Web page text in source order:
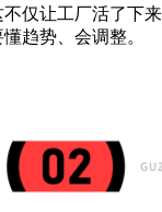
仅让工厂活了下
趋势、会调整。